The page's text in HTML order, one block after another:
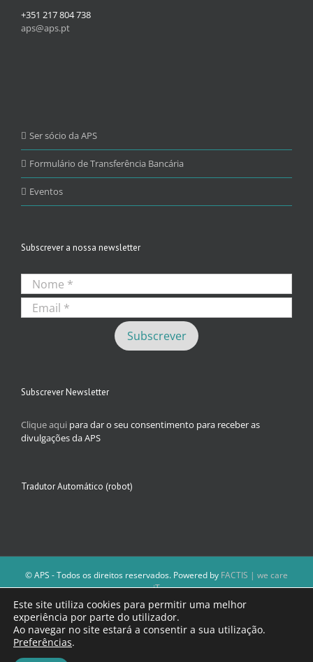
+351 217 804 738
aps@aps.pt
Ser sócio da APS
Formulário de Transferência Bancária
Eventos
Subscrever a nossa newsletter
Subscrever Newsletter
Clique aqui para dar o seu consentimento para receber as
divulgações da APS
Tradutor Automático (robot)
© APS - Todos os direitos reservados. Powered by FACTIS | we care
iT
A Direção da APS reserva-se o direito de não publicar conteúdos que
violem as leis nacionais.
Os textos assinados e as imagens depositadas são da inteira
Este site utiliza cookies para permitir uma melhor
experiência por parte do utilizador.
Ao navegar no site estará a consentir a sua utilização.
Preferências.